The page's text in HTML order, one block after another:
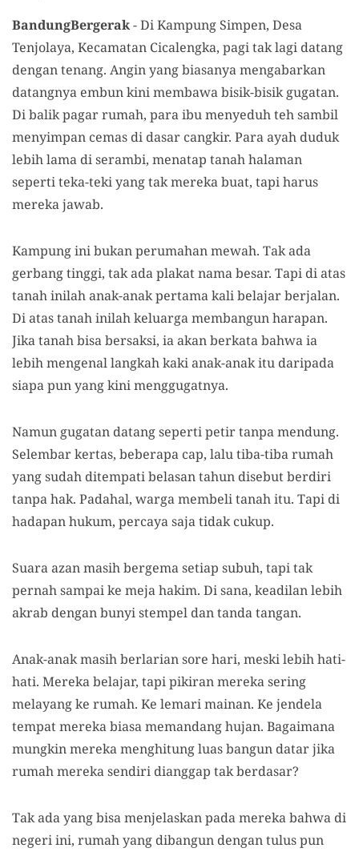
BandungBergerak- Di Kampung Simpen, Desa
Tenjolaya, Kecamatan Cicalengka, pagi tak lagi datang
dengan tenang. Angin yang biasanya mengabarkan
datangnya embun kini membawa bisik-bisik gugatan.
Di balik pagar rumah, para ibu menyeduh teh sambil
menyimpan cemas di dasar cangkir. Para ayah duduk
lebih lama di serambi, menatap tanah halaman
seperti teka-teki yang tak mereka buat, tapi harus
mereka jawab.
Kampung ini bukan perumahan mewah. Tak ada
gerbang tinggi, tak ada plakat nama besar. Tapi di atas
tanah inilah anak-anak pertama kali belajar berjalan.
Di atas tanah inilah keluarga membangun harapan.
Jika tanah bisa bersaksi, ia akan berkata bahwa ia
lebih mengenal langkah kaki anak-anak itu daripada
siapa pun yang kini menggugatnya.
Namun gugatan datang seperti petir tanpa mendung.
Selembar kertas, beberapa cap, lalu tiba-tiba rumah
yang sudah ditempati belasan tahun disebut berdiri
tanpa hak. Padahal, warga membeli tanah itu. Tapi di
hadapan hukum, percaya saja tidak cukup.
Suara azan masih bergema setiap subuh, tapi tak
pernah sampai ke meja hakim. Di sana, keadilan lebih
akrab dengan bunyi stempel dan tanda tangan.
Anak-anak masih berlarian sore hari, meski lebih hati-
hati. Mereka belajar, tapi pikiran mereka sering
melayang ke rumah. Ke lemari mainan. Ke jendela
tempat mereka biasa memandang hujan. Bagaimana
mungkin mereka menghitung luas bangun datar jika
rumah mereka sendiri dianggap tak berdasar?
Tak ada yang bisa menjelaskan pada mereka bahwa di
negeri ini, rumah yang dibangun dengan tulus pun